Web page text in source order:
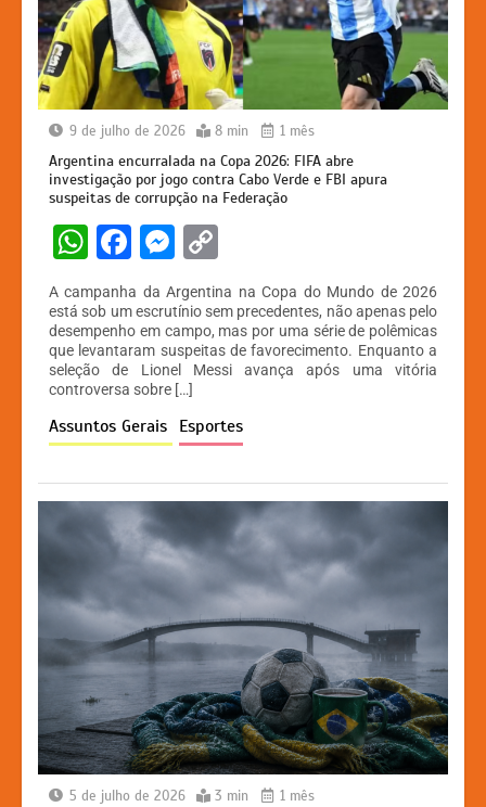
9 de julho de 2026 8 min 1 mês
Argentina encurralada na Copa 2026: FIFA abre
investigação por jogo contra Cabo Verde e FBI apura
suspeitas de corrupção na Federação
W
at
s
A
p
p
F
a
c
e
b
o
o
k
M
s
s
e
n
g
er
p
y
Li
n
k
A campanha da Argentina na Copa do Mundo de 2026
está sob um escrutínio sem precedentes, não apenas pelo
desempenho em campo, mas por uma série de polêmicas
que levantaram suspeitas de favorecimento. Enquanto a
seleção de Lionel Messi avança após uma vitória
controversa sobre […]
Assuntos Gerais Esportes
5 de julho de 2026 3 min 1 mês